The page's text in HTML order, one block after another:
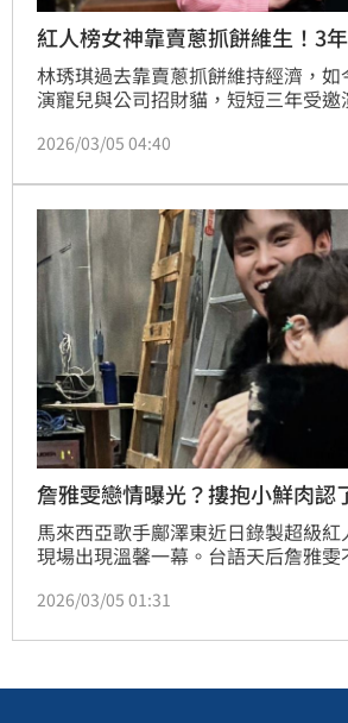
紅人榜女神靠賣蔥抓餅維生！3
林琇琪過去靠賣蔥抓餅維持經濟，
演寵兒與公司招財貓，短短三年受
坡舉辦元宵演唱會，舞台上紅包滿天
穩健累積的音樂實力與市場號召力。
2026/03/05 04:40
詹雅雯戀情曝光？摟抱小鮮肉認
馬來西亞歌手鄺澤東近日錄製超級紅
現場出現溫馨一幕。台語天后詹雅
有些緊張的鄺澤東當場害羞，畫面逗
2026/03/05 01:31